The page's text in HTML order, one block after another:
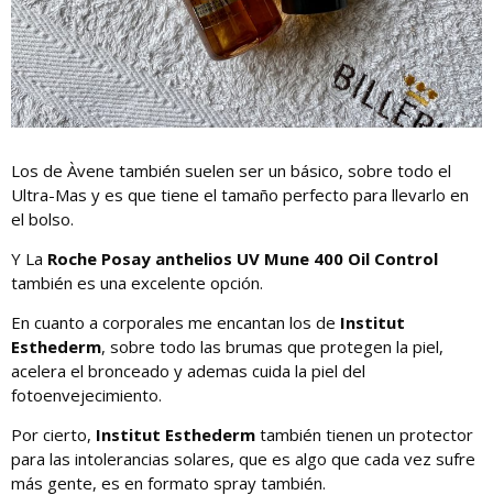
Los de Àvene también suelen ser un básico, sobre todo el
Ultra-Mas y es que tiene el tamaño perfecto para llevarlo en
el bolso.
Y La Roche Posay anthelios UV Mune 400 Oil Control
también es una excelente opción.
En cuanto a corporales me encantan los de Institut
Esthederm, sobre todo las brumas que protegen la piel,
acelera el bronceado y ademas cuida la piel del
fotoenvejecimiento.
Por cierto, Institut Esthederm también tienen un protector
para las intolerancias solares, que es algo que cada vez sufre
más gente, es en formato spray también.